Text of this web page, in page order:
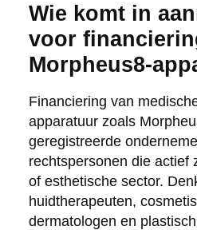
Wie komt in
voor
Morpheus8-
Financiering van
apparatuur zoals
geregistreerde
rechtspersonen die actief
of esthetische sector.
huidtherapeuten,
dermatologen en